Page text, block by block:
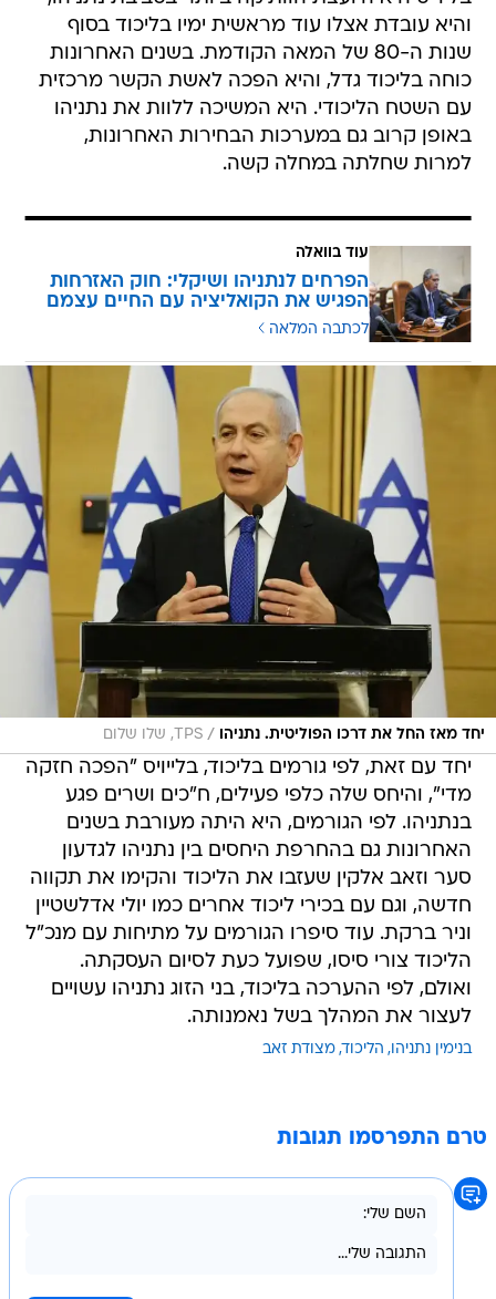
והיא עובדת אצלו עוד מראשית ימיו בליכוד בסוף
שנות ה-80 של המאה הקודמת. בשנים האחרונות
כוחה בליכוד גדל, והיא הפכה לאשת הקשר מרכזית
עם השטח הליכודי. היא המשיכה ללוות את נתניהו
באופן קרוב גם במערכות הבחירות האחרונות,
למרות שחלתה במחלה קשה.
עוד בוואלה
הפרחים לנתניהו ושיקלי: חוק האזרחות
הפגיש את הקואליציה עם החיים עצמם
לכתבה המלאה
יחד מאז החל את דרכו הפוליטית. נתניהו / TPS, שלו שלום
יחד עם זאת, לפי גורמים בליכוד, בלייויס "הפכה חזקה
מדי", והיחס שלה כלפי פעילים, ח"כים ושרים פגע
בנתניהו. לפי הגורמים, היא היתה מעורבת בשנים
האחרונות גם בהחרפת היחסים בין נתניהו לגדעון
סער וזאב אלקין שעזבו את הליכוד והקימו את תקווה
חדשה, וגם עם בכירי ליכוד אחרים כמו יולי אדלשטיין
וניר ברקת. עוד סיפרו הגורמים על מתיחות עם מנכ"ל
הליכוד צורי סיסו, שפועל כעת לסיום העסקתה.
ואולם, לפי ההערכה בליכוד, בני הזוג נתניהו עשויים
לעצור את המהלך בשל נאמנותה.
בנימין נתניהו הליכוד מצודת זאב
טרם התפרסמו תגובות